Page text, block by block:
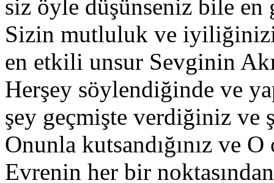
siz öyle düşünseniz bile
Sizin mutluluk ve
en etkili unsur Sevginin
Herşey söylendiğinde ve
şey geçmişte verdiğiniz ve
Onunla kutsandığınız ve
Evrenin her bir